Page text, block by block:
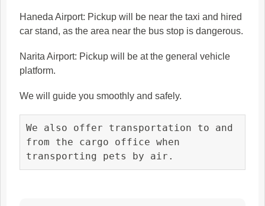
Haneda Airport: Pickup will be near the taxi and hired
car stand, as the area near the bus stop is dangerous.
Narita Airport: Pickup will be at the general vehicle
platform.
We will guide you smoothly and safely.
We also offer transportation to and
from the cargo office when
transporting pets by air.